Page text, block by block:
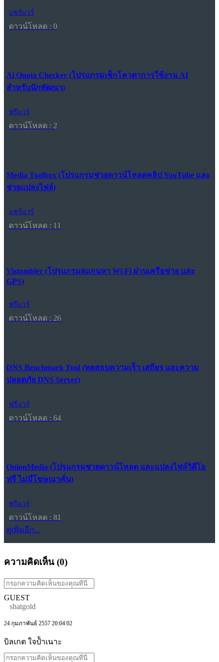
แชร์แวร์
ดาวน์โหลด : 0
Ai Quota Checker (โปรแกรมเช็กโควตาการใช้งาน AI
สำหรับนักพัฒนา)
ฟรีแวร์
ดาวน์โหลด : 2
Media Toolbox (โปรแกรมช่วยดาวน์โหลดคลิป YouTube และ
ช่วยแปลงไฟล์)
แชร์แวร์
ดาวน์โหลด : 11
Vistumbler (โปรแกรมสแกนหา Wi-Fi ผ่านเครือข่าย และ
GPS)
ฟรีแวร์
ดาวน์โหลด : 26
DNS Benchmark Tool (ทดสอบความเร็ว เสถียร และความ
ปลอดภัย DNS Server)
ฟรีแวร์
ดาวน์โหลด : 64
OnionMedia (โปรแกรมช่วยดาวน์โหลด และแปลงไฟล์วิดีโอ
ฟรี ไม่มีโฆษณาคั่น)
ฟรีแวร์
ดาวน์โหลด : 81
ดูเพิ่มอีก...
ความคิดเห็น (0)
GUEST
shatgold
24 กุมภาพันธ์ 2557 20:04:02
บิลเกต ใจป้ำเนาะ